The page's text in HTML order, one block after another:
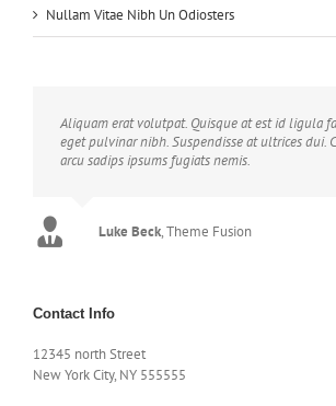
Nullam Vitae Nibh Un Odiosters
Aliquam erat volutpat. Quisque at est id ligula
eget pulvinar nibh. Suspendisse at ultrices dui.
arcu sadips ipsums fugiats nemis.
Luke Beck,Theme Fusion
Contact Info
12345 north Street
New York City, NY 555555